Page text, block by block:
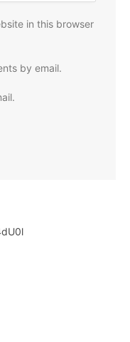
in this browser
by email.